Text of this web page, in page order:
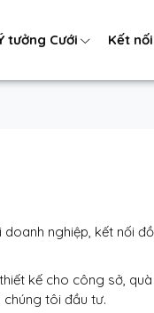
tưởng Cưới Kết
nghiệp, kết nối
kế cho công sở,
tôi đầu tư.